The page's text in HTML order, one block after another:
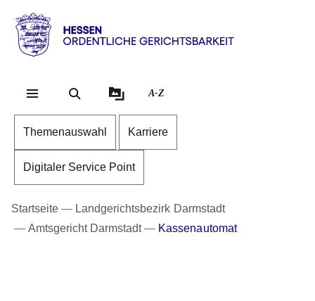
Direkt zum Kopf der
Direkt zum Inhalt
Direkt zum Fuß der
Hessen
Ordentliche
Gerichtsbarkeit
A-Z
Themenauswahl Karriere
Digitaler Service Point
Startseite
Landgerichtsbezirk Darmstadt
Amtsgericht Darmstadt
Kassenautomat